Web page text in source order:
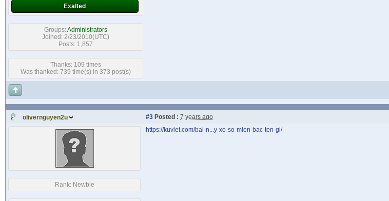
Exalted
Groups:Administrators
Joined: 2/23/2010(UTC)
Posts: 1,857
Thanks: 109 times
Was thanked: 739 time(s) in 373 post(s)
olivernguyen2u #3 Posted : 7 years ago
Rank: Newbie
https://kuviet.com/bai-n...y-xo-so-mien-bac-ten-gi/